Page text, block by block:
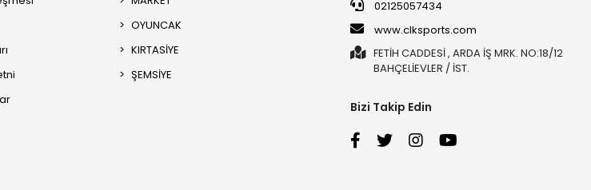
OYUNCAK
KIRTASİYE
ŞEMSİYE
02125057434
www.clksports.com
FETİH CADDESİ , ARDA İŞ MRK. NO:18/12
BAHÇELİEVLER / İST.
Bizi Takip Edin